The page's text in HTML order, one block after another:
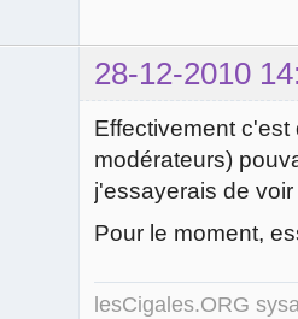
28-12-2010
Effectivement
modérateurs)
j'essayerais de
Pour le moment,
lesCigales.ORG